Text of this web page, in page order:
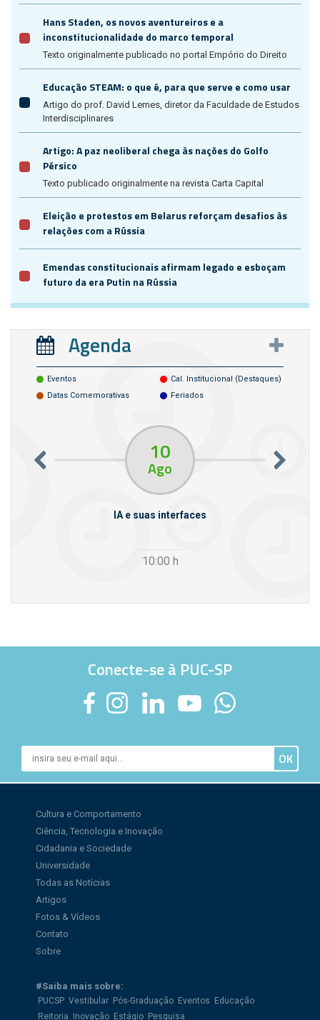
Hans Staden, os novos aventureiros e a
inconstitucionalidade do marco temporal
Texto originalmente publicado no portal Empório do Direito
Educação STEAM: o que é, para que serve e como usar
Artigo do prof. David Lemes, diretor da Faculdade de Estudos
Interdisciplinares
Artigo: A paz neoliberal chega às nações do Golfo
Pérsico
Texto publicado originalmente na revista Carta Capital
Eleição e protestos em Belarus reforçam desafios às
relações com a Rússia
Emendas constitucionais afirmam legado e esboçam
futuro da era Putin na Rússia
Agenda
Eventos
Cal. Institucional (destaques)
Datas Comemorativas
Feriados
10
Ago
IA e suas interfaces
10:00 h
Conecte-se à PUC-SP
Cultura e Comportamento
Ciência, Tecnologia e Inovação
Cidadania e Sociedade
Universidade
Todas as Notícias
Artigos
Fotos & Vídeos
Contato
Sobre
#Saiba mais sobre:
PUCSP Vestibular Pós-Graduação Eventos
Educação
Reitoria
Inovação Estágio Pesquisa